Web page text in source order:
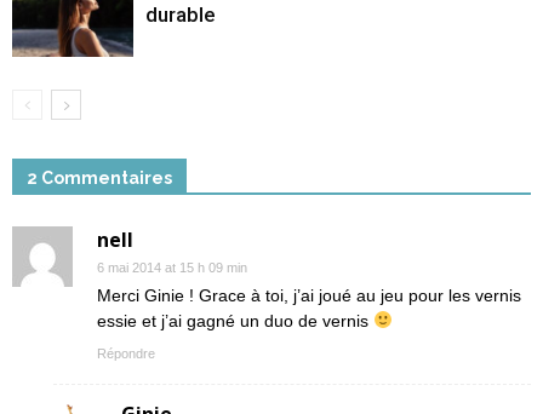
durable
2 Commentaires
nell
6 mai 2014 at 15 h 09 min
Merci Ginie ! Grace à toi, j’ai joué au jeu pour les vernis
essie et j’ai gagné un duo de vernis
Répondre